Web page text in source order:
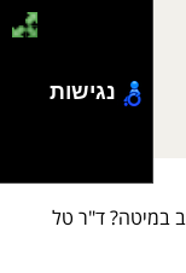
במיטה? ד"ר טל
נגישות